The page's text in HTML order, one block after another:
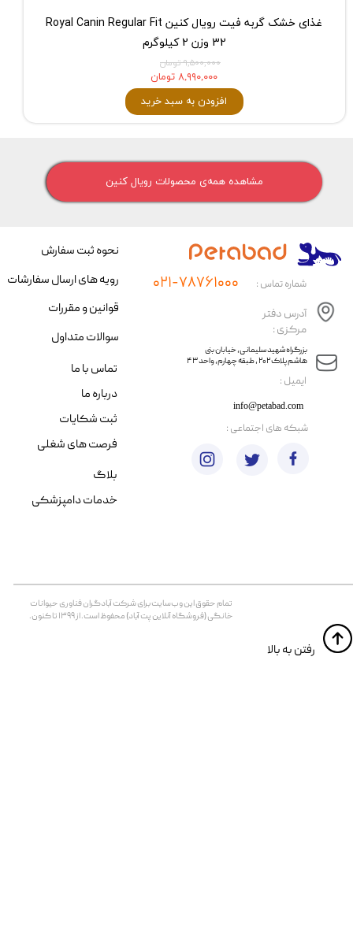
غذای خشک گربه فیت رویال کنین Royal Canin Regular Fit
32 وزن 2 کیلوگرم
۹,۵۰۰,۰۰۰ تومان
۸,۹۹۰,۰۰۰ تومان
افزودن به سبد خرید
مشاهده همه‌ی محصولات رویال کنین
​ایمیل :
آدرس دفتر
مرکزی :
info@petabad.com
​​بزرگراه شهید سلیمانی، خیابان بنی
هاشم پلاک ۲۰۲ ، طبقه چهارم، واحد ۴۳
شماره تماس : ۰۲۱-۷۸۷۶۱۰۰۰
تمام حقوق اين وب‌سايت برای شرکت آبادگران فناوری حیوانات
خانگی (فروشگاه آنلاین پت آباد) محفوظ است. از ۱۳۹۹ تا کنون.
​​رفتن به بالا
نحوه ثبت سفارش
رویه های ارسال سفارشات
قوانین و مقررات
سوالات متداول
تماس با ما
درباره ما
ثبت شکایات
فرصت های شغلی
​شبکه های اجتماعی :
بلاگ
خدمات دامپزشکی